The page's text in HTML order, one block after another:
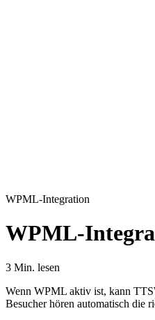
WPML-Integration
WPML-
3 Min. lesen
Wenn WPML aktiv ist, kann
Besucher hören automatisch die